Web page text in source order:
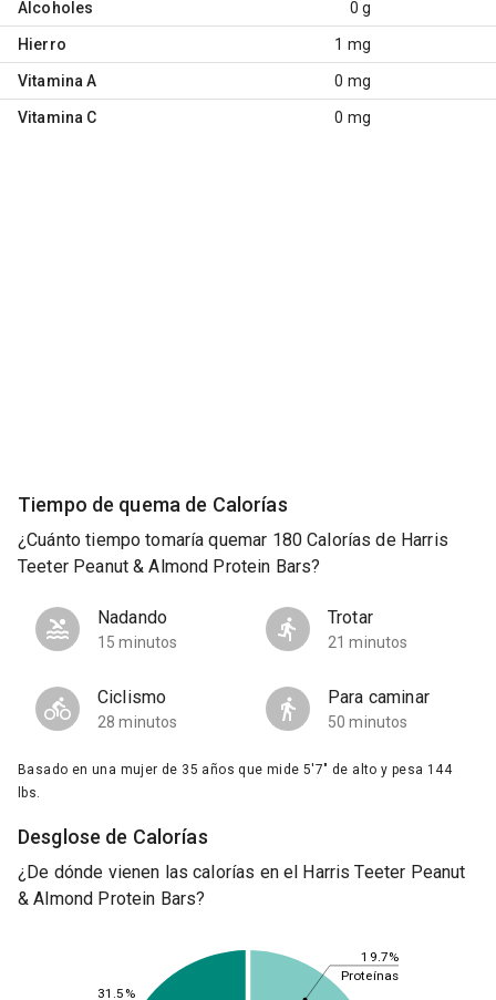
Alcoholes 0 g
Hierro 1 mg
Vitamina A 0 mg
Vitamina C 0 mg
Tiempo de quema de Calorías
¿Cuánto tiempo tomaría quemar 180 Calorías de Harris
Teeter Peanut & Almond Protein Bars?
Nadando
15 minutos
Trotar
21 minutos
Ciclismo
28 minutos
Para caminar
50 minutos
Basado en una mujer de 35 años que mide 5'7" de alto y pesa 144
lbs.
Desglose de Calorías
¿De dónde vienen las calorías en el Harris Teeter Peanut
& Almond Protein Bars?
19.7%
31.5%
Proteínas